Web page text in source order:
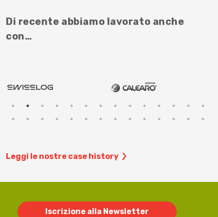
Di recente abbiamo lavorato anche
con…
Leggi le nostre case history
Iscrizione alla Newsletter